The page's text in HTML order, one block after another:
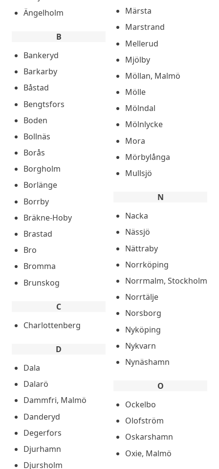
Ängelholm
B
Bankeryd
Barkarby
Båstad
Bengtsfors
Boden
Bollnäs
Borås
Borgholm
Borlänge
Borrby
Bräkne-Hoby
Brastad
Bro
Bromma
Brunskog
C
Charlottenberg
D
Dala
Dalarö
Dammfri, Malmö
Danderyd
Degerfors
Djurhamn
Djursholm
Märsta
Marstrand
Mellerud
Mjölby
Möllan, Malmö
Mölle
Mölndal
Mölnlycke
Mora
Mörbylånga
Mullsjö
N
Nacka
Nässjö
Nättraby
Norrköping
Norrmalm, Stockholm
Norrtälje
Norsborg
Nyköping
Nykvarn
Nynäshamn
O
Ockelbo
Olofström
Oskarshamn
Oxie, Malmö